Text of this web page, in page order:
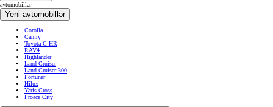
avtomobillər
Yeni avtomobillər
Corolla
Camry
Toyota C-HR
RAV4
Highlander
Land Cruiser
Land Cruiser 300
Fortuner
Hilux
Yaris Cross
Proace City